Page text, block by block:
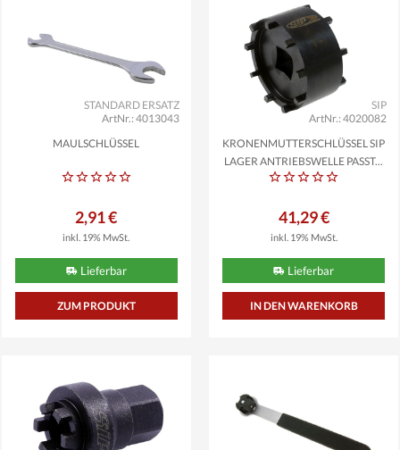
ArtNr.: 4013043
STANDARD ERSATZ
MAULSCHLÜSSEL
2,91 €
inkl. 19% MwSt.
Lieferbar
ZUM PRODUKT
ArtNr.: 4020082
SIP
KRONENMUTTERSCHLÜSSEL SIP
LAGER ANTRIEBSWELLE PASST...
41,29 €
inkl. 19% MwSt.
Lieferbar